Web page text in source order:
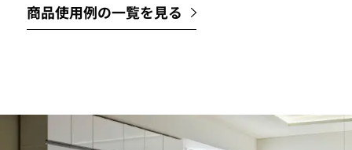
商品使用例の一覧を見る